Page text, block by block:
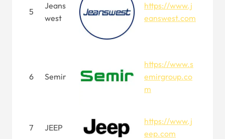
5
Jeans
west
https://www.j
eanswest.com
6 Semir
https://www.s
emirgroup.co
m
7 JEEP
https://www.j
eep.com